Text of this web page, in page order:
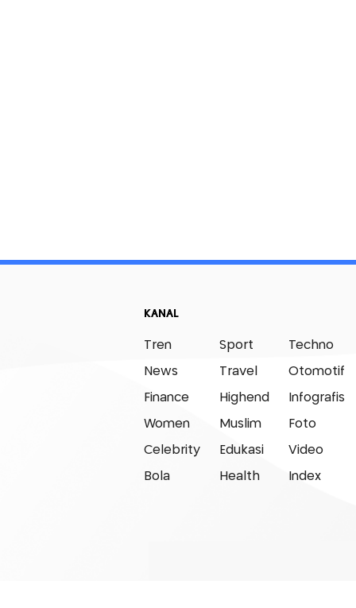
KANAL
Tren
News
Finance
Women
Celebrity
Bola
Sport
Travel
Highend
Muslim
Edukasi
Health
Techno
Otomotif
Infografis
Foto
Video
Index